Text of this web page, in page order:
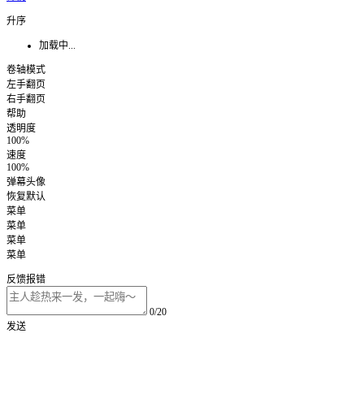
升序
加载中...
卷轴模式
左手翻页
右手翻页
帮助
透明度
100%
速度
100%
弹幕头像
恢复默认
菜单
菜单
菜单
菜单
反馈报错
0/20
发送